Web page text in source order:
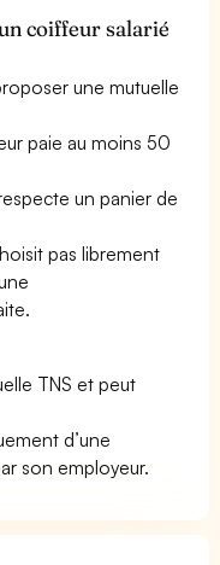
coiffeur salarié
une mutuelle
paie au moins 50
un panier de
pas librement
TNS et peut
d’une
son employeur.